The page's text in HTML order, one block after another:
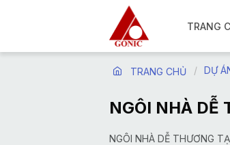
TRANG
TRANG CHỦ DỰ
NGÔI NHÀ DỄ
NGÔI NHÀ DỄ THƯƠNG